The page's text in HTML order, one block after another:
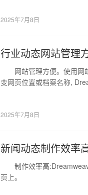
2025年7月8日
行业动态网站管理
网站管理方便。使用网
变网页位置或档案名称,
2025年7月8日
新闻动态制作效率
制作效率高
页上。